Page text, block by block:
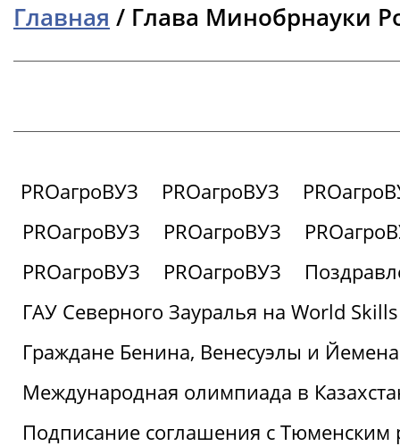
Главная / Глава Минобрнауки
PROагроВУЗ PROагроВУЗ
PROагроВУЗ
PROагроВУЗ
PROагроВУЗ
PROагроВУЗ
ГАУ Северного Зауралья на World
Граждане Бенина, Венесуэлы и
Международная олимпиада в
Подписание соглашения с Тюменским